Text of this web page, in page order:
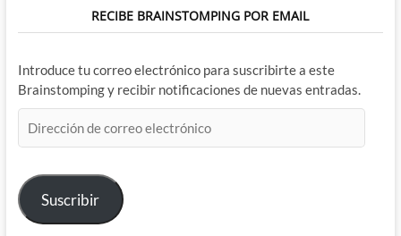
RECIBE BRAINSTOMPING POR EMAIL
Introduce tu correo electrónico para suscribirte a este
Brainstomping y recibir notificaciones de nuevas entradas.
de
electrónico
Suscribir